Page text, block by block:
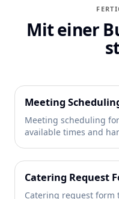
Mit einer
Meeting
Meeting scheduling
available times and
Catering Request
Catering request form